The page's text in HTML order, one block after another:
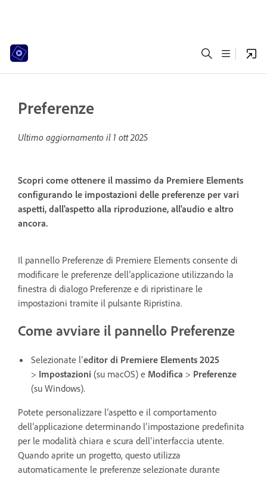
Preferenze
Ultimo aggiornamento il 1 ott 2025
Scopri come ottenere il massimo da Premiere Elements
configurando le impostazioni delle preferenze per vari
aspetti, dall'aspetto alla riproduzione, all'audio e altro
ancora.
Il pannello Preferenze di Premiere Elements consente di
modificare le preferenze dell’applicazione utilizzando la
finestra di dialogo Preferenze e di ripristinare le
impostazioni tramite il pulsante Ripristina.
Come avviare il pannello Preferenze
Selezionate l’editor di Premiere Elements 2025
> Impostazioni (su macOS) e Modifica > Preferenze
(su Windows).
Potete personalizzare l’aspetto e il comportamento
dell’applicazione determinando l’impostazione predefinita
per le modalità chiara e scura dell’interfaccia utente.
Quando aprite un progetto, questo utilizza
automaticamente le preferenze selezionate durante